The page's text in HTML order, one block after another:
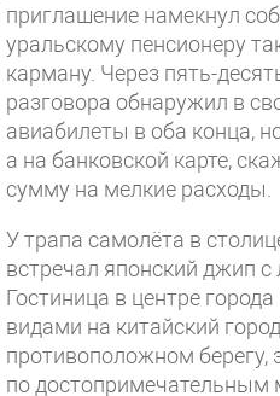
приглашение намекнул
уральскому пенсионеру
карману. Через пять-
разговора обнаружил в
авиабилеты в оба конца,
а на банковской карте,
сумму на мелкие расходы.
У трапа самолёта в
встречал японский джип
Гостиница в центре
видами на китайский
противоположном берегу,
по достопримечательным